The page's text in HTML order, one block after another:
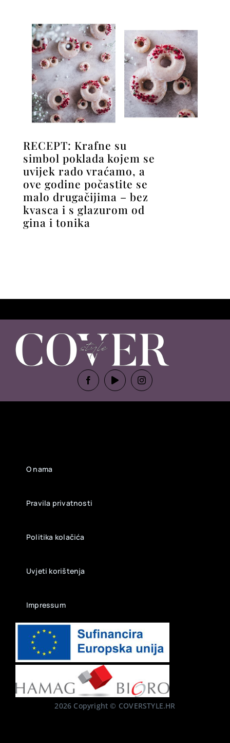
RECEPT: Krafne su
simbol poklada kojem se
uvijek rado vraćamo, a
ove godine počastite se
malo drugačijima – bez
kvasca i s glazurom od
gina i tonika
O nama
Pravila privatnosti
Politika kolačića
Uvjeti korištenja
Impressum
2026 Copyright © COVERSTYLE.HR